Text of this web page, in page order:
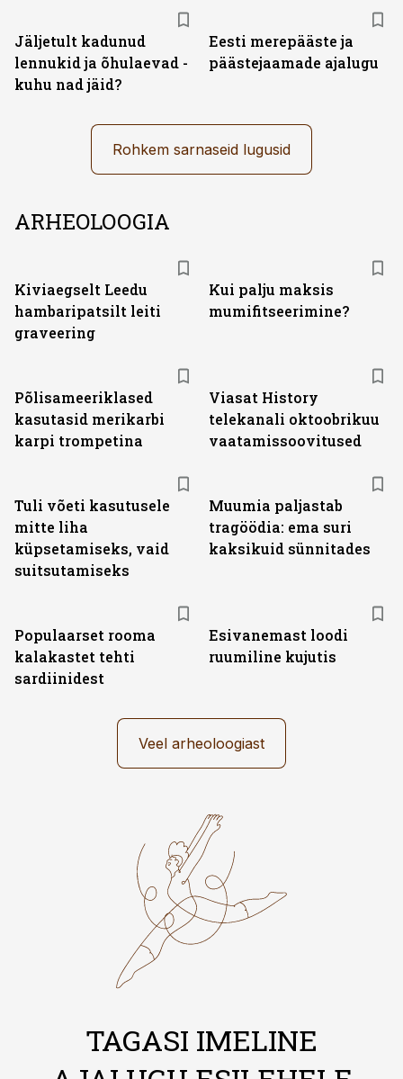
Jäljetult kadunud
lennukid ja õhulaevad -
kuhu nad jäid?
Eesti merepääste ja
päästejaamade ajalugu
Rohkem sarnaseid lugusid
ARHEOLOOGIA
Kiviaegselt Leedu
hambaripatsilt leiti
graveering
Kui palju maksis
mumifitseerimine?
Põlisameeriklased
kasutasid merikarbi
karpi trompetina
Viasat History
telekanali oktoobrikuu
vaatamissoovitused
Tuli võeti kasutusele
mitte liha
küpsetamiseks, vaid
suitsutamiseks
Muumia paljastab
tragöödia: ema suri
kaksikuid sünnitades
Populaarset rooma
kalakastet tehti
sardiinidest
Esivanemast loodi
ruumiline kujutis
Veel arheoloogiast
TAGASI IMELINE